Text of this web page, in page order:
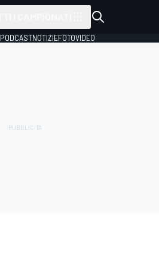
PODCASTNOTIZIEFOTOVIDEO